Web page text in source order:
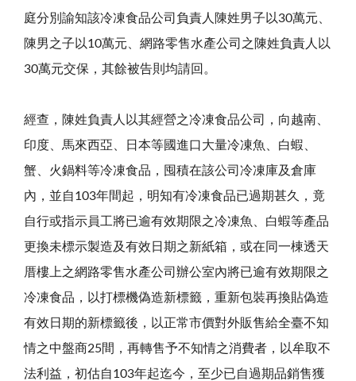
庭分別諭知該冷凍食品公司負責人陳姓男子以30萬元、
陳男之子以10萬元、網路零售水產公司之陳姓負責人以
30萬元交保，其餘被告則均請回。
經查，陳姓負責人以其經營之冷凍食品公司，向越南、
印度、馬來西亞、日本等國進口大量冷凍魚、白蝦、
蟹、火鍋料等冷凍食品，囤積在該公司冷凍庫及倉庫
內，並自103年間起，明知有冷凍食品已過期甚久，竟
自行或指示員工將已逾有效期限之冷凍魚、白蝦等產品
更換未標示製造及有效日期之新紙箱，或在同一棟透天
厝樓上之網路零售水產公司辦公室內將已逾有效期限之
冷凍食品，以打標機偽造新標籤，重新包裝再換貼偽造
有效日期的新標籤後，以正常市價對外販售給全臺不知
情之中盤商25間，再轉售予不知情之消費者，以牟取不
法利益，初估自103年起迄今，至少已自過期品銷售獲